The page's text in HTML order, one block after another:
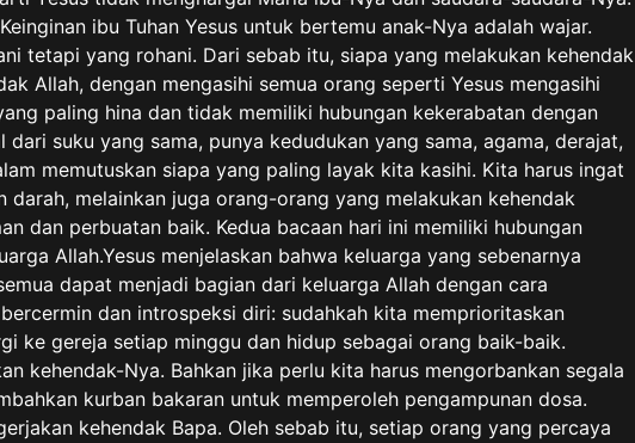
ibu Tuhan Yesus untuk bertemu anak-Nya adalah wajar.
tetapi yang rohani. Dari sebab itu, siapa yang melakukan kehendak
Allah, dengan mengasihi semua orang seperti Yesus mengasihi
paling hina dan tidak memiliki hubungan kekerabatan dengan
suku yang sama, punya kedudukan yang sama, agama, derajat,
memutuskan siapa yang paling layak kita kasihi. Kita harus ingat
melainkan juga orang-orang yang melakukan kehendak
dan perbuatan baik. Kedua bacaan hari ini memiliki hubungan
Allah.Yesus menjelaskan bahwa keluarga yang sebenarnya
dapat menjadi bagian dari keluarga Allah dengan cara
dan introspeksi diri: sudahkah kita memprioritaskan
ke gereja setiap minggu dan hidup sebagai orang baik-baik.
kehendak-Nya. Bahkan jika perlu kita harus mengorbankan segala
kurban bakaran untuk memperoleh pengampunan dosa.
kehendak Bapa. Oleh sebab itu, setiap orang yang percaya